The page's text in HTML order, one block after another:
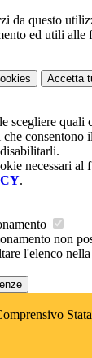
da questo
ed utili alle
Accetta
scegliere quali
consentono
necessari al
.
non
l'elenco